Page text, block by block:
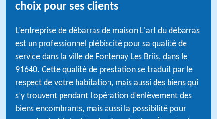
choix pour ses clients
L’entreprise de débarras de maison L'art du débarras
est un professionnel plébiscité pour sa qualité de
service dans la ville de Fontenay Les Briis, dans le
91640. Cette qualité de prestation se traduit par le
respect de votre habitation, mais aussi des biens qui
s’y trouvent pendant l’opération d’enlèvement des
biens encombrants, mais aussi la possibilité pour